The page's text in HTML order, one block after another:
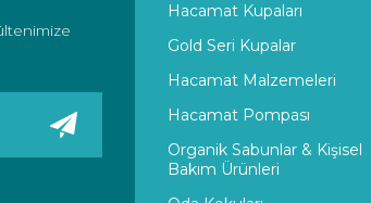
Hacamat Kupaları
Gold Seri Kupalar
Hacamat Malzemeleri
Hacamat Pompası
Organik Sabunlar & Kişisel
Bakım Ürünleri